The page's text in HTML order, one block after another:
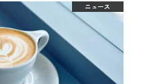
ニュース